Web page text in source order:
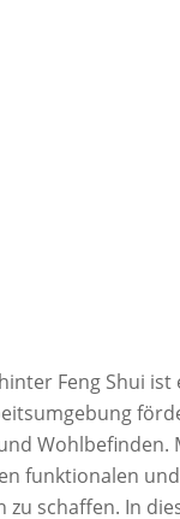
Feng Shui ist
Wohlbefinden.
funktionalen
zu schaffen. In